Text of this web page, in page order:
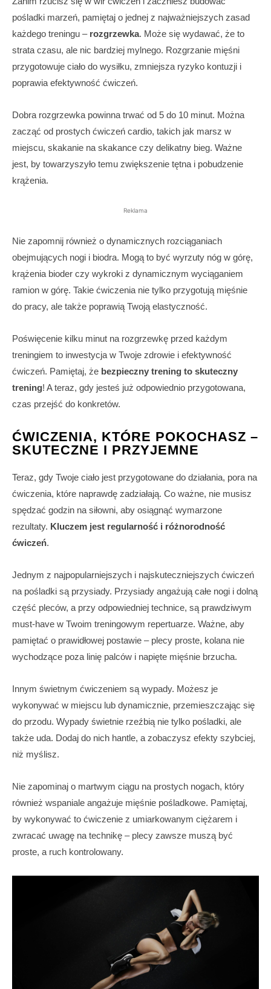
pośladki marzeń, pamiętaj o jednej z najważniejszych zasad
każdego treningu – rozgrzewka. Może się wydawać, że to
strata czasu, ale nic bardziej mylnego. Rozgrzanie mięśni
przygotowuje ciało do wysiłku, zmniejsza ryzyko kontuzji i
poprawia efektywność ćwiczeń.
Dobra rozgrzewka powinna trwać od 5 do 10 minut. Można
zacząć od prostych ćwiczeń cardio, takich jak marsz w
miejscu, skakanie na skakance czy delikatny bieg. Ważne
jest, by towarzyszyło temu zwiększenie tętna i pobudzenie
krążenia.
Reklama
Nie zapomnij również o dynamicznych rozciąganiach
obejmujących nogi i biodra. Mogą to być wyrzuty nóg w górę,
krążenia bioder czy wykroki z dynamicznym wyciąganiem
ramion w górę. Takie ćwiczenia nie tylko przygotują mięśnie
do pracy, ale także poprawią Twoją elastyczność.
Poświęcenie kilku minut na rozgrzewkę przed każdym
treningiem to inwestycja w Twoje zdrowie i efektywność
ćwiczeń. Pamiętaj, że bezpieczny trening to skuteczny
trening! A teraz, gdy jesteś już odpowiednio przygotowana,
czas przejść do konkretów.
ĆWICZENIA, KTÓRE POKOCHASZ –
SKUTECZNE I PRZYJEMNE
Teraz, gdy Twoje ciało jest przygotowane do działania, pora na
ćwiczenia, które naprawdę zadziałają. Co ważne, nie musisz
spędzać godzin na siłowni, aby osiągnąć wymarzone
rezultaty. Kluczem jest regularność i różnorodność
ćwiczeń.
Jednym z najpopularniejszych i najskuteczniejszych ćwiczeń
na pośladki są przysiady. Przysiady angażują całe nogi i dolną
część pleców, a przy odpowiedniej technice, są prawdziwym
must-have w Twoim treningowym repertuarze. Ważne, aby
pamiętać o prawidłowej postawie – plecy proste, kolana nie
wychodzące poza linię palców i napięte mięśnie brzucha.
Innym świetnym ćwiczeniem są wypady. Możesz je
wykonywać w miejscu lub dynamicznie, przemieszczając się
do przodu. Wypady świetnie rzeźbią nie tylko pośladki, ale
także uda. Dodaj do nich hantle, a zobaczysz efekty szybciej,
niż myślisz.
Nie zapominaj o martwym ciągu na prostych nogach, który
również wspaniale angażuje mięśnie pośladkowe. Pamiętaj,
by wykonywać to ćwiczenie z umiarkowanym ciężarem i
zwracać uwagę na technikę – plecy zawsze muszą być
proste, a ruch kontrolowany.